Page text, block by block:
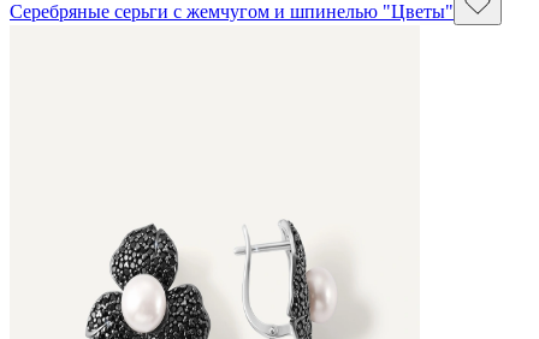
Серебряные серьги с жемчугом и шпинелью "Цветы"